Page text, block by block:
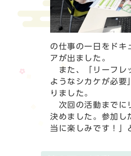
の仕事の一日をド
アが出ました。
また、「リーフレ
ようなシカケが必要
りました。
次回の活動までに
決めました。参加し
当に楽しみです！」